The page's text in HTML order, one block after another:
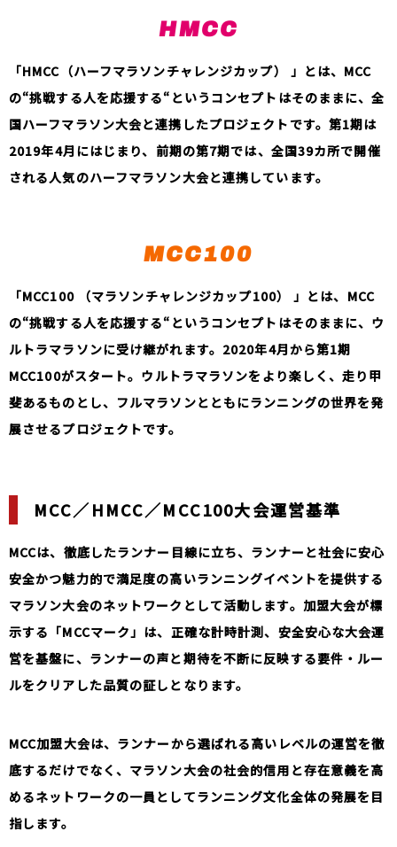
HMCC
「HMCC（ハーフマラソンチャレンジカップ） 」とは、MCC
の“挑戦する人を応援する“というコンセプトはそのままに、全
国ハーフマラソン大会と連携したプロジェクトです。第1期は
2019年4月にはじまり、前期の第7期では、全国39カ所で開催
される人気のハーフマラソン大会と連携しています。
MCC100
「MCC100 （マラソンチャレンジカップ100） 」とは、MCC
の“挑戦する人を応援する“というコンセプトはそのままに、ウ
ルトラマラソンに受け継がれます。2020年4月から第1期
MCC100がスタート。ウルトラマラソンをより楽しく、走り甲
斐あるものとし、フルマラソンとともにランニングの世界を発
展させるプロジェクトです。
MCC／HMCC／MCC100大会運営基準
MCCは、徹底したランナー目線に立ち、ランナーと社会に安心
安全かつ魅力的で満足度の高いランニングイベントを提供する
マラソン大会のネットワークとして活動します。加盟大会が標
示する「MCCマーク」は、正確な計時計測、安全安心な大会運
営を基盤に、ランナーの声と期待を不断に反映する要件・ルー
ルをクリアした品質の証しとなります。
MCC加盟大会は、ランナーから選ばれる高いレベルの運営を徹
底するだけでなく、マラソン大会の社会的信用と存在意義を高
めるネットワークの一員としてランニング文化全体の発展を目
指します。